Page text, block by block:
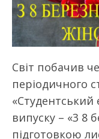
Світ побачив
періодичного
випуску – «3 8
підготовкою